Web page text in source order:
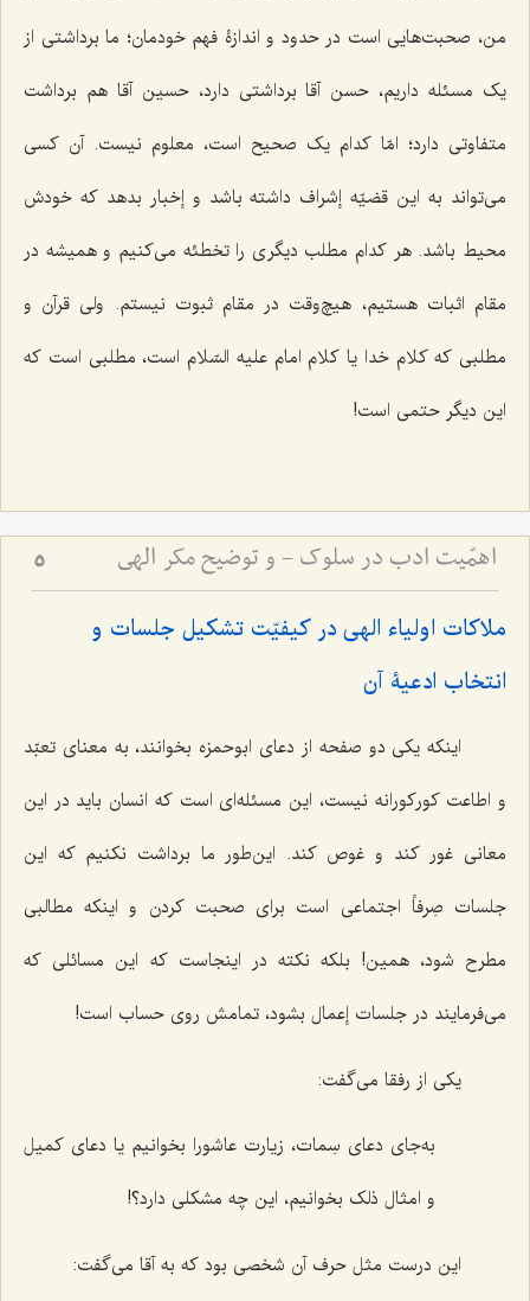
من، صحبت‌هایی است در حدود و اندازۀ فهم خودمان؛ ما برداشتی از
یک مسئله داریم، حسن آقا برداشتی دارد، حسین آقا هم برداشت
متفاوتی دارد؛ امّا کدام یک صحیح است، معلوم نیست. آن کسی
می‌تواند به این قضیّه إشراف داشته باشد و إخبار بدهد که خودش
محیط باشد. هر کدام مطلب دیگری را تخطئه می‌کنیم و همیشه در
مقام اثبات هستیم، هیچ‌وقت در مقام ثبوت نیستم. ولی قرآن و
مطلبی که کلام خدا یا کلام امام علیه السّلام است، مطلبی است که
این دیگر حتمی است!
اهمّیت ادب در سلوک - و توضیح مکر الهی 5
ملاکات اولیاء الهی در کیفیّت تشکیل جلسات و
انتخاب ادعیۀ آن
اینکه یکی دو صفحه از دعای ابوحمزه بخوانند، به معنای تعبّد
و اطاعت کورکورانه نیست، این مسئله‌ای است که انسان باید در این
معانی غور کند و غوص کند. این‌طور ما برداشت نکنیم که این
جلسات صِرفاً اجتماعی است برای صحبت کردن و اینکه مطالبی
مطرح شود، همین! بلکه نکته در اینجاست که این مسائلی که
می‌فرمایند در جلسات إعمال بشود، تمامش روی حساب است!
یکی از رفقا می‌گفت:
به‌جای دعای سِمات، زیارت عاشورا بخوانیم یا دعای کمیل
و امثال ذلک بخوانیم، این چه مشکلی دارد؟!
این درست مثل حرف آن شخصی بود که به آقا می‌گفت: